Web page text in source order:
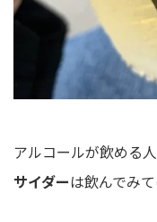
アルコールが飲める
サイダーは飲んでみて